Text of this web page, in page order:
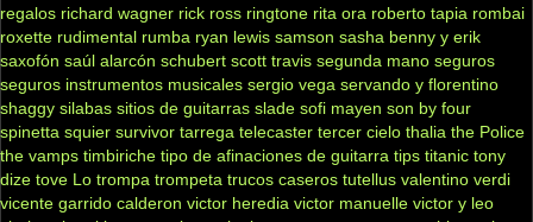
regalos richard wagner rick ross ringtone rita ora roberto tapia rombai
roxette rudimental rumba ryan lewis samson sasha benny y erik
saxofón saúl alarcón schubert scott travis segunda mano seguros
seguros instrumentos musicales sergio vega servando y florentino
shaggy silabas sitios de guitarras slade sofi mayen son by four
spinetta squier survivor tarrega telecaster tercer cielo thalia the Police
the vamps timbiriche tipo de afinaciones de guitarra tips titanic tony
dize tove Lo trompa trompeta trucos caseros tutellus valentino verdi
vicente garrido calderon victor heredia victor manuelle victor y leo